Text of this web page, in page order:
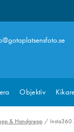
Objektiv
& Handgrepp Insta360